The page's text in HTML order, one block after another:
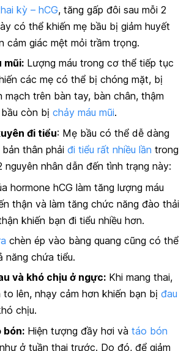
kỳ – hCG, tăng gấp đôi sau mỗi 2
có thể khiến mẹ bầu bị giảm huyết
cảm giác mệt mỏi trầm trọng.
mũi: Lượng máu trong cơ thể tiếp tục
các mẹ có thể bị chóng mặt, bị
mạch trên bàn tay, bàn chân, thậm
còn bị chảy máu mũi.
đi tiểu: Mẹ bầu có thể dễ dàng
thân phải đi tiểu rất nhiều lần trong
nguyên nhân dẫn đến tình trạng này:
hormone hCG làm tăng lượng máu
thận và làm tăng chức năng đào thải
khiến bạn đi tiểu nhiều hơn.
chèn ép vào bàng quang cũng có thể
năng chứa tiểu.
và khó chịu ở ngực: Khi mang thai,
lên, nhạy cảm hơn khiến bạn bị đau
chịu.
bón: Hiện tượng đầy hơi và táo bón
ở tuần thai trước. Do đó, để giảm